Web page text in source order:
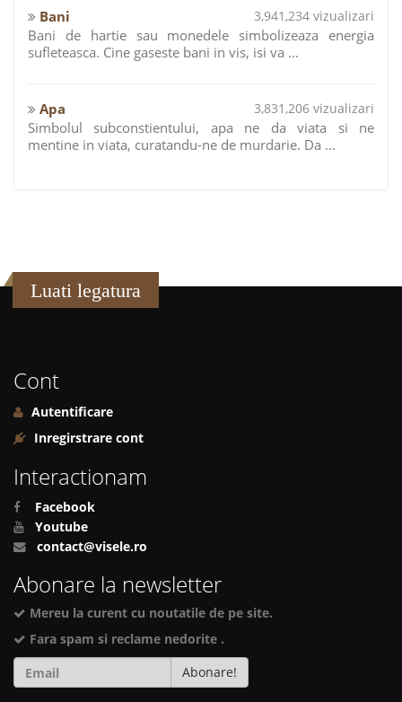
Bani 3,941,234 vizualizari
Bani de hartie sau monedele simbolizeaza energia
sufleteasca. Cine gaseste bani in vis, isi va ...
Apa 3,831,206 vizualizari
Simbolul subconstientului, apa ne da viata si ne
mentine in viata, curatandu-ne de murdarie. Da ...
Luati legatura
Cont
Autentificare
Inregirstrare cont
Interactionam
Facebook
Youtube
contact@visele.ro
Abonare la newsletter
Mereu la curent cu noutatile de pe site.
Fara spam si reclame nedorite .
Abonare!